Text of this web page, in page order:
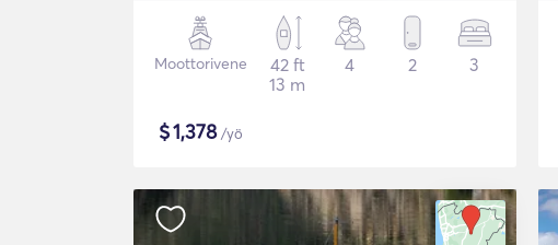
Moottorivene
42 ft
13 m
4 2 3
$1,378/yö